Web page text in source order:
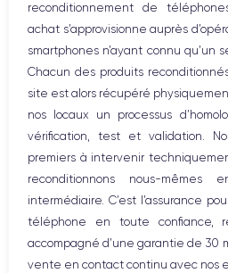
reconditionnement de
achat s’approvisionne auprès
smartphones n’ayant connu qu’un
Chacun des produits
site est alors récupéré
nos locaux un processus
vérification, test et validation.
premiers à intervenir
reconditionnons nous-
intermédiaire. C’est l’assurance
téléphone en toute confiance,
accompagné d’une garantie de 30
vente en contact continu avec nos